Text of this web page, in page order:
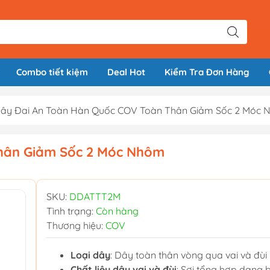
Combo tiết kiệm Deal Hot Kiểm Tra Đơn Hàng
Đai An Toàn Hàn Quốc COV Toàn Thân Giảm Sốc 2 Móc
Giảm Sốc 2 Móc Nhôm
SKU: DDATTT2M
Tình trạng: Còn hàng
Thương hiệu: COV
Loại dây: Dây toàn thân vòng qua vai và đùi